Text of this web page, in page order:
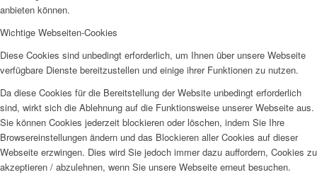
anbieten können.
Wichtige Webseiten-Cookies
Diese Cookies sind unbedingt erforderlich, um Ihnen über unsere Webseite
verfügbare Dienste bereitzustellen und einige ihrer Funktionen zu nutzen.
Da diese Cookies für die Bereitstellung der Website unbedingt erforderlich
sind, wirkt sich die Ablehnung auf die Funktionsweise unserer Webseite aus.
Sie können Cookies jederzeit blockieren oder löschen, indem Sie Ihre
Browsereinstellungen ändern und das Blockieren aller Cookies auf dieser
Webseite erzwingen. Dies wird Sie jedoch immer dazu auffordern, Cookies zu
akzeptieren / abzulehnen, wenn Sie unsere Webseite erneut besuchen.